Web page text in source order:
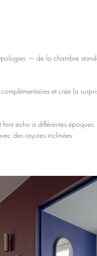
— de la chambre
et crée la
font écho à différentes époques.
des rayures inclinées